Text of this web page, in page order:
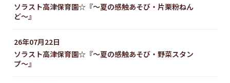
ソラスト高津保育園☆『〜夏の感触あそび・片栗粉ねん
ど〜』
26年07月22日
ソラスト高津保育園☆『〜夏の感触あそび・野菜スタン
プ〜』